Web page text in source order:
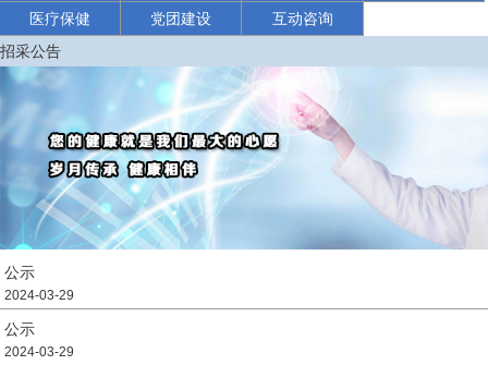
医疗保健
党团建设
互动咨询
招采公告
公示
2024-03-29
公示
2024-03-29